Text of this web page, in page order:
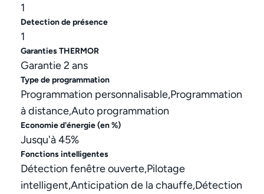
1
Detection de présence
1
Garanties THERMOR
Garantie 2 ans
Type de programmation
Programmation personnalisable,Programmation
à distance,Auto programmation
Economie d'énergie (en %)
Jusqu'à 45%
Fonctions intelligentes
Détection fenêtre ouverte,Pilotage
intelligent,Anticipation de la chauffe,Détection